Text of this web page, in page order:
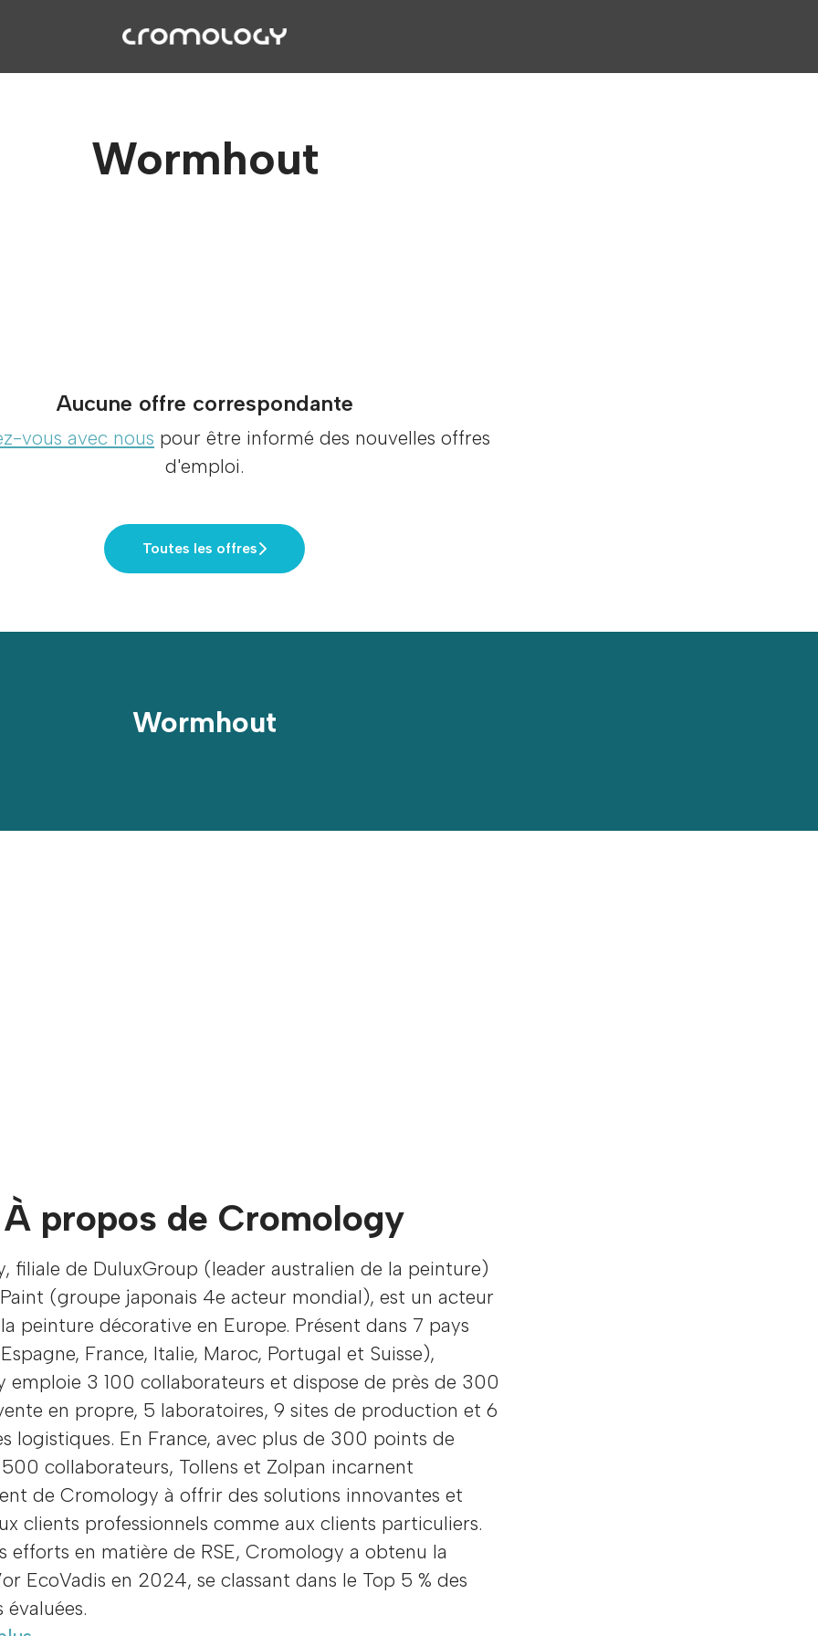
Wormhout
Aucune offre correspondante
vous avec nous pour être informé des nouvelles offres
d'emploi.
Toutes les offres
Wormhout
À propos de Cromology
filiale de DuluxGroup (leader australien de la peinture)
(groupe japonais 4e acteur mondial), est un acteur
peinture décorative en Europe. Présent dans 7 pays
France, Italie, Maroc, Portugal et Suisse),
emploie 3 100 collaborateurs et dispose de près de 300
en propre, 5 laboratoires, 9 sites de production et 6
logistiques. En France, avec plus de 300 points de
collaborateurs, Tollens et Zolpan incarnent
de Cromology à offrir des solutions innovantes et
clients professionnels comme aux clients particuliers.
efforts en matière de RSE, Cromology a obtenu la
EcoVadis en 2024, se classant dans le Top 5 % des